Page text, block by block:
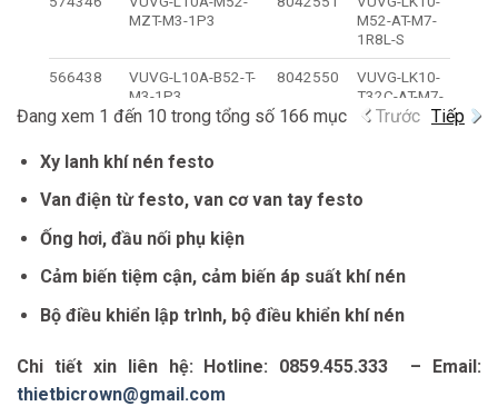
MZT-M3-1P3
M52-AT-M7-
1R8L-S
566438
VUVG-L10A-B52-T-
M3-1P3
8042550
VUVG-LK10-
T32C-AT-M7-
1R8L-S
566444
VUVG-L10A-B52-
ZT-M3-1P3
566439
VUVG-L10A-P53C-
T-M3-1P3
1H2L-S
566440
VUVG-L10A-P53E-
T-M3-1P3
8042546
T32C-AT-M7-
VUVG-L10A-P53U-
T-M3-1P3
Đang xem 1 đến 10 trong tổng số 166 mục Trước Tiếp
Xy lanh khí nén festo
Van điện từ festo, van cơ van tay festo
Ống hơi, đầu nối phụ kiện
Cảm biến tiệm cận, cảm biến áp suất khí nén
Bộ điều khiển lập trình, bộ điều khiển khí nén
Chi tiết xin liên hệ: Hotline: 0859.455.333 – Email:
thietbicrown@gmail.com